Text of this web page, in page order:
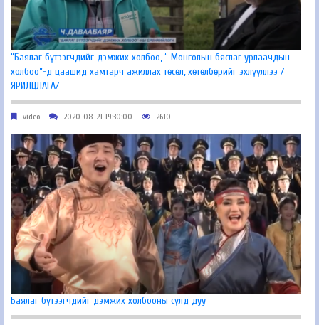
“Баялаг бүтээгчдийг дэмжих холбоо, “ Монголын бяслаг урлаачдын
холбоо”-д цаашид хамтарч ажиллах төсөл, хөтөлбөрийг эхлүүллээ /
ЯРИЛЦЛАГА/
video 2020-08-21 19:30:00 2610
Баялаг бүтээгчдийг дэмжих холбооны сүлд дуу